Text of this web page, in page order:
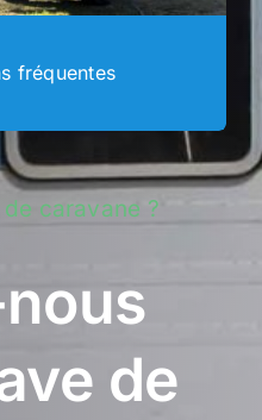
fréquentes
caravane ?
de